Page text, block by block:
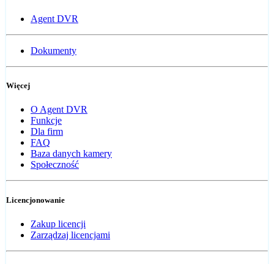
Agent DVR
Dokumenty
Więcej
O Agent DVR
Funkcje
Dla firm
FAQ
Baza danych kamery
Społeczność
Licencjonowanie
Zakup licencji
Zarządzaj licencjami